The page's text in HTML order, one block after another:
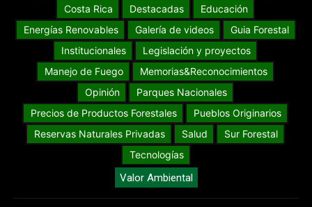
Costa Rica
Destacadas
Educación
Energías Renovables
Galería de videos
Guia Forestal
Institucionales
Legislación y proyectos
Manejo de Fuego
Memorias&Reconocimientos
Opinión
Parques Nacionales
Precios de Productos Forestales
Pueblos Originarios
Reservas Naturales Privadas
Salud
Sur Forestal
Tecnologías
Valor Ambiental